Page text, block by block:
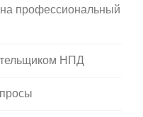
профессиональный
НПД